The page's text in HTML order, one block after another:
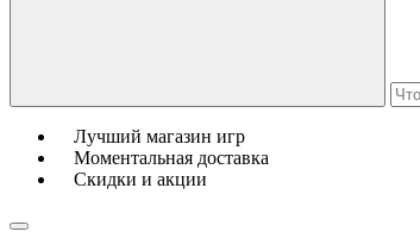
Лучший магазин игр
Моментальная доставка
Скидки и акции